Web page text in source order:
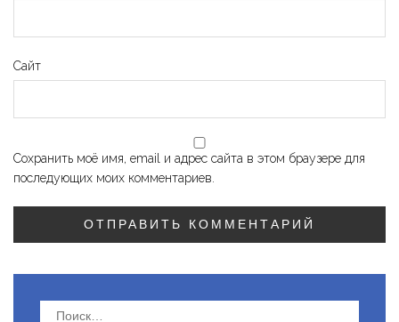
Сайт
Сохранить моё имя, email и адрес сайта в этом браузере для
последующих моих комментариев.
Найти: